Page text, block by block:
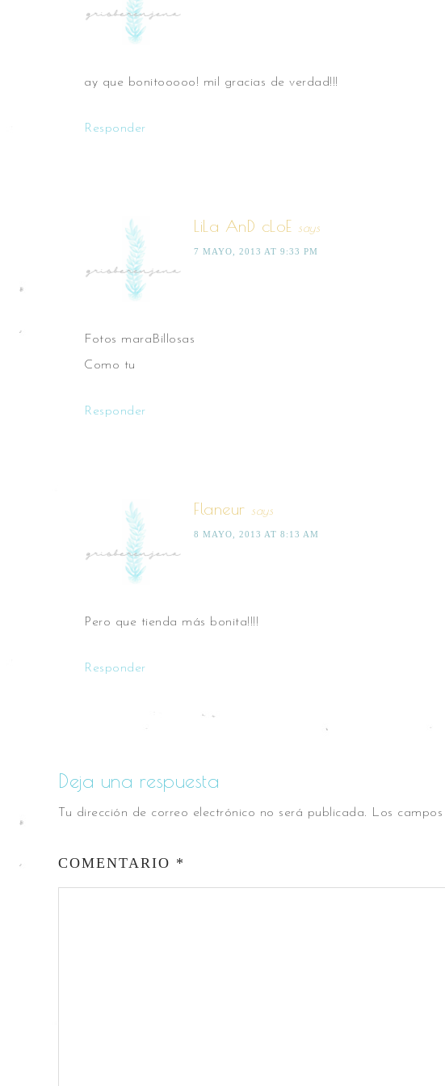
ay que bonitooooo! mil gracias de verdad!!!
Responder
LiLa AnD cLoE says
7 MAYO, 2013 AT 9:33 PM
Fotos maraBillosas
Como tu
Responder
Flaneur says
8 MAYO, 2013 AT 8:13 AM
Pero que tienda más bonita!!!!
Responder
Deja una respuesta
Tu dirección de correo electrónico no será publicada. Los
COMENTARIO *